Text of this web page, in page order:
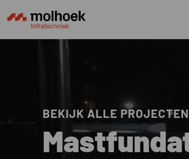
BEKIJK ALLE PROJECTEN